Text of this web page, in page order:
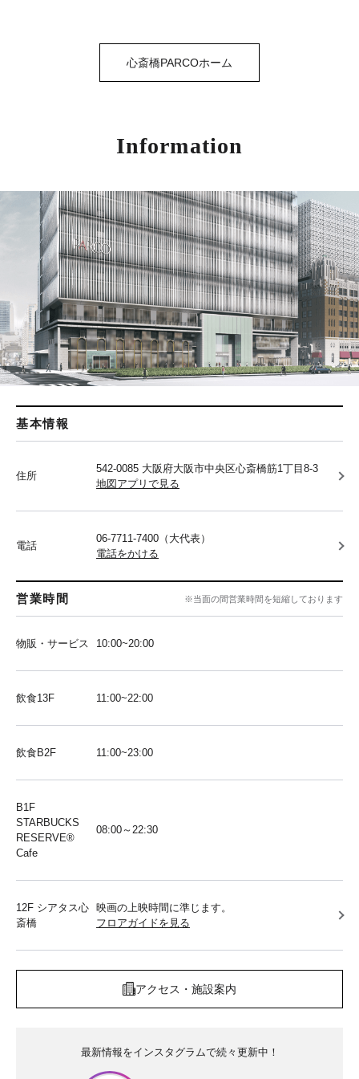
心斎橋PARCOホーム
Information
基本情報
住所
542-0085 大阪府大阪市中央区心斎橋筋1丁目8-3
地図アプリで見る
電話
06-7711-7400（大代表）
電話をかける
営業時間 ※当面の間営業時間を短縮しております
物販・サービス 10:00~20:00
飲食13F 11:00~22:00
飲食B2F 11:00~23:00
B1F
STARBUCKS
RESERVE®︎
Cafe
08:00～22:30
12F シアタス心
斎橋
映画の上映時間に準じます。
フロアガイドを見る
アクセス・施設案内
最新情報をインスタグラムで続々更新中！